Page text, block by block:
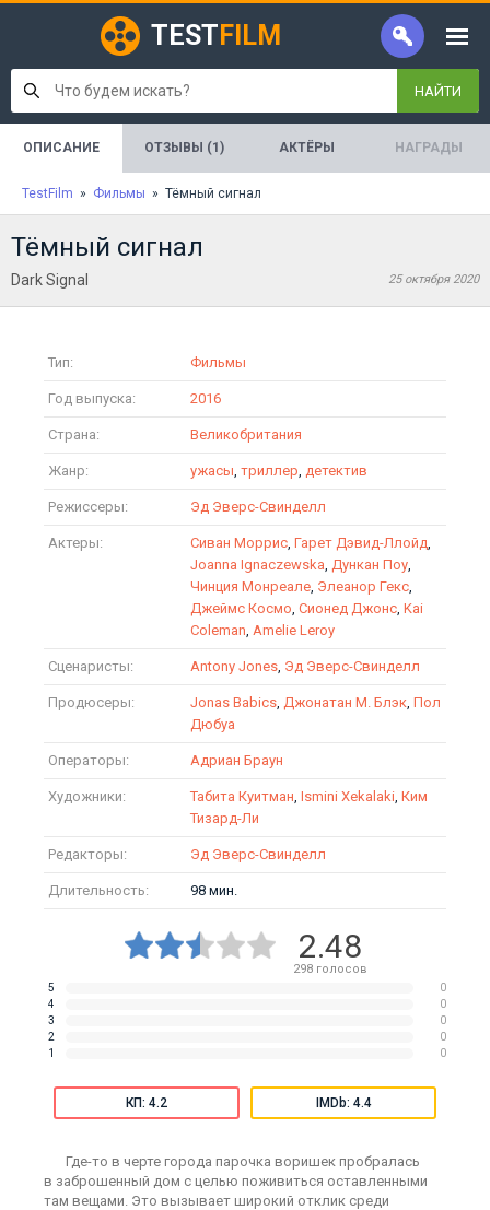
TEST FILM
НАЙТИ
ОПИСАНИЕ ОТЗЫВЫ (1) АКТЁРЫ НАГРАДЫ
TestFilm » Фильмы » Тёмный сигнал
Тёмный сигнал
Dark Signal 25 октября 2020
Тип: Фильмы
Год выпуска: 2016
Страна: Великобритания
Жанр: ужасы, триллер, детектив
Режиссеры: Эд Эверс-Свинделл
Актеры: Сиван Моррис, Гарет Дэвид-Ллойд,
Joanna Ignaczewska, Дункан Поу,
Чинция Монреале, Элеанор Гекс,
Джеймс Космо, Сионед Джонс, Kai
Coleman, Amelie Leroy
Сценаристы: Antony Jones, Эд Эверс-Свинделл
Продюсеры: Jonas Babics, Джонатан М. Блэк, Пол
Дюбуа
Операторы: Адриан Браун
Художники: Табита Куитман, Ismini Xekalaki, Ким
Тизард-Ли
Редакторы: Эд Эверс-Свинделл
Длительность: 98 мин.
2.48
298голосов
5
0
4
0
3
0
2
0
1
0
КП: 4.2 IMDb: 4.4
Где-то в черте города парочка воришек пробралась
в заброшенный дом с целью поживиться оставленными
там вещами. Это вызывает широкий отклик среди